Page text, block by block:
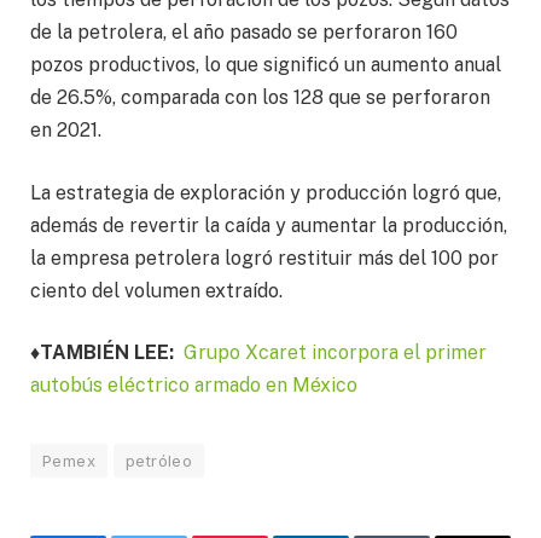
de la petrolera, el año pasado se perforaron 160
pozos productivos, lo que significó un aumento anual
de 26.5%, comparada con los 128 que se perforaron
en 2021.
La estrategia de exploración y producción logró que,
además de revertir la caída y aumentar la producción,
la empresa petrolera logró restituir más del 100 por
ciento del volumen extraído.
♦TAMBIÉN LEE: Grupo Xcaret incorpora el primer
autobús eléctrico armado en México
Pemex petróleo